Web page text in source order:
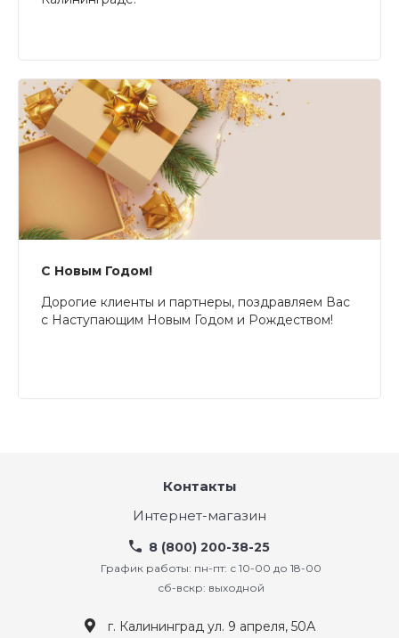
С Новым Годом!
Дорогие клиенты и партнеры, поздравляем Вас
с Наступающим Новым Годом и Рождеством!
Контакты
Интернет-магазин
8 (800) 200-38-25
График работы: пн-пт: с 10-00 до 18-00
сб-вскр: выходной
г. Калининград ул. 9 апреля, 50А